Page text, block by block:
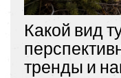
Какой вид
тренды и